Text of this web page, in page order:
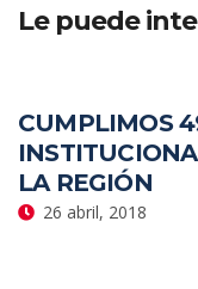
Le puede
CUMPLIMOS
LA REGIÓN
26 abril, 2018